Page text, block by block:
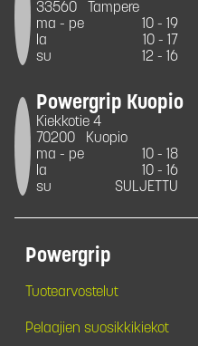
33560
Tampere
ma - pe
10 - 19
la
10 - 17
su
12 - 16
Powergrip Kuopio
Kiekkotie 4
70200
Kuopio
ma - pe
10 - 18
la
10 - 16
su
SULJETTU
Powergrip
Tuotearvostelut
Pelaajien suosikkikiekot